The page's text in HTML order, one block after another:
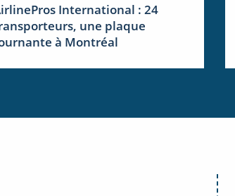
International : 24
une plaque
à Montréal